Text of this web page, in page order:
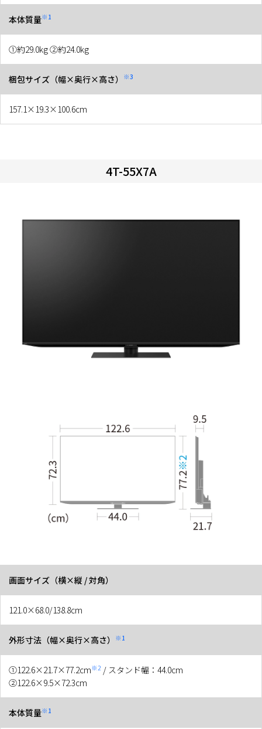
本体質量※1
①約29.0kg ②約24.0kg
梱包サイズ（幅×奥行×高さ） ※3
157.1×19.3×100.6cm
4T-55X7A
画面サイズ（横×縦 / 対角）
121.0×68.0/138.8cm
外形寸法（幅×奥行×高さ） ※1
①122.6×21.7×77.2cm※2 / スタンド幅：44.0cm
②122.6×9.5×72.3cm
本体質量※1